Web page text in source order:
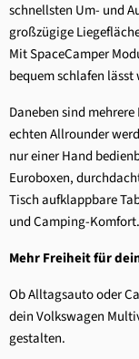
schnellsten Um- und
großzügige
Mit SpaceCamper
bequem schlafen lässt
Daneben sind
echten Allrounder
nur einer Hand
Euroboxen,
Tisch aufklappbare
und Camping-Komfort.
Mehr Freiheit für
Ob Alltagsauto oder
dein Volkswagen
gestalten.